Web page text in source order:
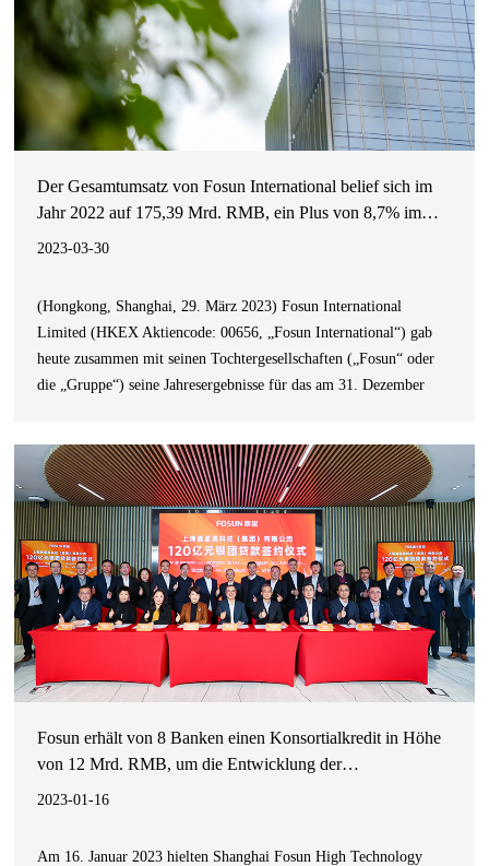
Der Gesamtumsatz von Fosun International belief sich im
Jahr 2022 auf 175,39 Mrd. RMB, ein Plus von 8,7% im
Vergleich zum Vorjahr.
2023-03-30
(Hongkong, Shanghai, 29. März 2023) Fosun International
Limited (HKEX Aktiencode: 00656, „Fosun International“) gab
heute zusammen mit seinen Tochtergesellschaften („Fosun“ oder
die „Gruppe“) seine Jahresergebnisse für das am 31. Dezember
makroökonomisch
Fosun erhält von 8 Banken einen Konsortialkredit in Höhe
von 12 Mrd. RMB, um die Entwicklung der
Privatwirtschaft gemeinsam zu fördern
2023-01-16
Am 16. Januar 2023 hielten Shanghai Fosun High Technology